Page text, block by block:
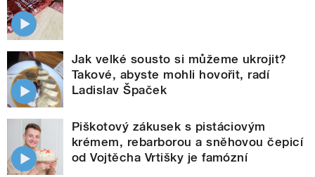
Jak velké sousto si můžeme ukrojit?
Takové, abyste mohli hovořit, radí
Ladislav Špaček
Piškotový zákusek s pistáciovým
krémem, rebarborou a sněhovou čepicí
od Vojtěcha Vrtišky je famózní